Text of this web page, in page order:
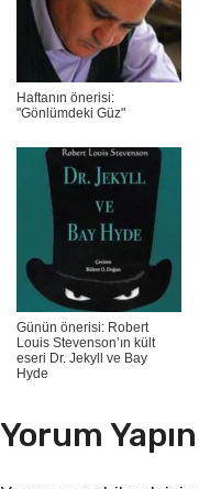
Haftanın önerisi:
"Gönlümdeki Güz"
Günün önerisi: Robert
Louis Stevenson’ın kült
eseri Dr. Jekyll ve Bay
Hyde
Yorum Yapın